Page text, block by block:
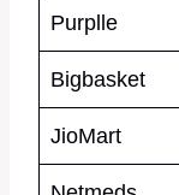
Purplle
Bigbasket
JioMart